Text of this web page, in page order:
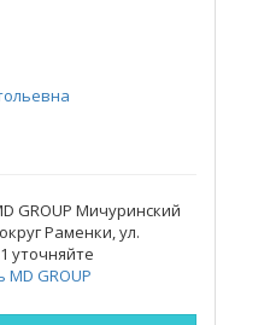
GROUP Мичуринский
Раменки, ул.
уточняйте